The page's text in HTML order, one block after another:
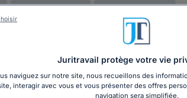
Droit de l'immobilier Droit des entreprises
Juritravail protège votre vie
naviguez sur notre site, nous recueillons des
interagir avec vous et vous présenter des offres
navigation sera simplifiée.